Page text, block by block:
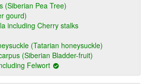
(Siberian Pea Tree)
gourd)
including Cherry stalks
(Tatarian honeysuckle)
(Siberian Bladder-fruit)
Felwort